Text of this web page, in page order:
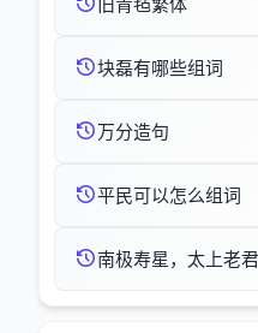
块磊有哪些组词
万分造句
平民可以怎么组词
南极寿星，太上老